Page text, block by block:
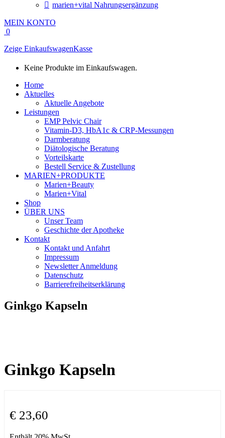
marien+vital Nahrungsergänzung
MEIN KONTO
0
Zeige EinkaufswagenKasse
Keine Produkte im Einkaufswagen.
Home
Aktuelles
Aktuelle Angebote
Leistungen
EMP Pelvic Chair
Vitamin-D3, HbA1c & CRP-Messungen
Darmberatung
Diätologische Beratung
Vorteilskarte
Bestell Service & Zustellung
MARIEN+PRODUKTE
Marien+Beauty
Marien+Vital
Shop
ÜBER UNS
Unser Team
Geschichte der Apotheke
Kontakt
Kontakt und Anfahrt
Impressum
Newsletter Anmeldung
Datenschutz
Barrierefreiheitserklärung
Ginkgo Kapseln
Ginkgo Kapseln
€ 23,60